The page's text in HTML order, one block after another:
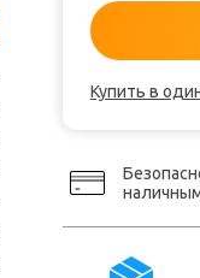
Купить в